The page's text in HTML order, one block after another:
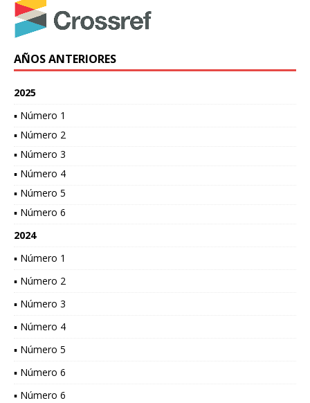
AÑOS ANTERIORES
2025
▪ Número 1
▪ Número 2
▪ Número 3
▪ Número 4
▪ Número 5
▪ Número 6
2024
▪ Número 1
▪ Número 2
▪ Número 3
▪ Número 4
▪ Número 5
▪ Número 6
▪ Número 6